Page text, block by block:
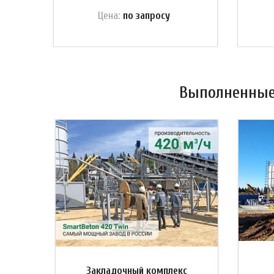
Цена: по запросу
Закладочный комплекс